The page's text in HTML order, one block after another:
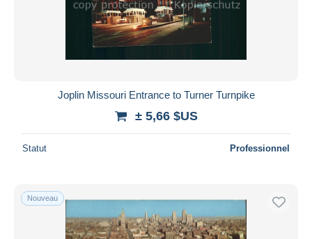
Joplin Missouri Entrance to Turner Turnpike
± 5,66 $US
Statut Professionnel
Nouveau